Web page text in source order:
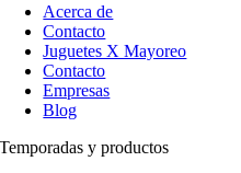
Acerca de
Contacto
Juguetes X Mayoreo
Contacto
Empresas
Blog
Temporadas y productos